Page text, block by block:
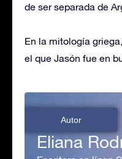
de ser separada de
En la mitología
el que Jasón fue en
Autor
Eliana